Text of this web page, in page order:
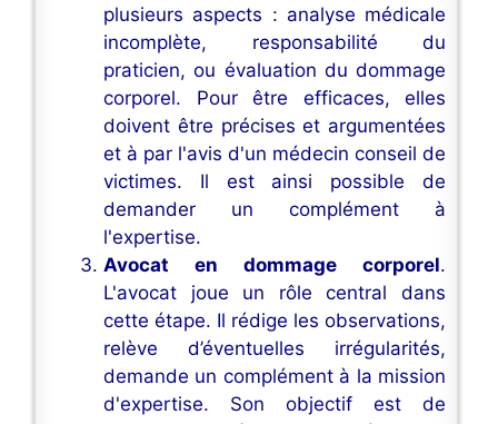
plusieurs aspects : analyse médicale
incomplète, responsabilité du
praticien, ou évaluation du dommage
corporel. Pour être efficaces, elles
doivent être précises et argumentées
et à par l'avis d'un médecin conseil de
victimes. Il est ainsi possible de
demander un complément à
l'expertise.
Avocat en dommage corporel.
L'avocat joue un rôle central dans
cette étape. Il rédige les observations,
relève d’éventuelles irrégularités,
demande un complément à la mission
d'expertise. Son objectif est de